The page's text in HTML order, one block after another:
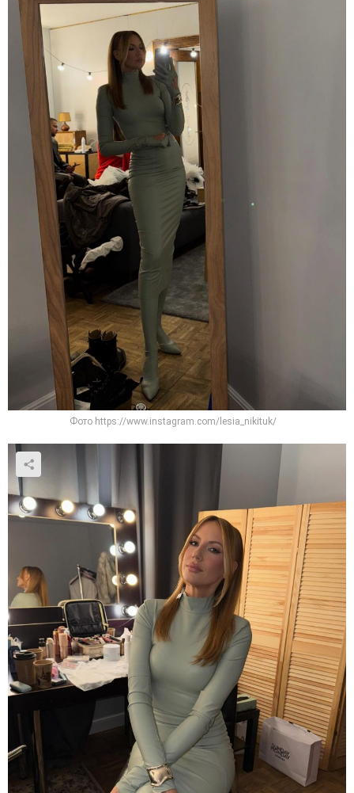
Фото https://www.instagram.com/lesia_nikituk/